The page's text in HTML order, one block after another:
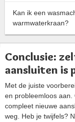
Kan ik een
warmwaterkraan?
Conclusie:
aansluiten is
Met de juiste
en probleemloos
compleet nieuwe
weg. Heb je twijfels?